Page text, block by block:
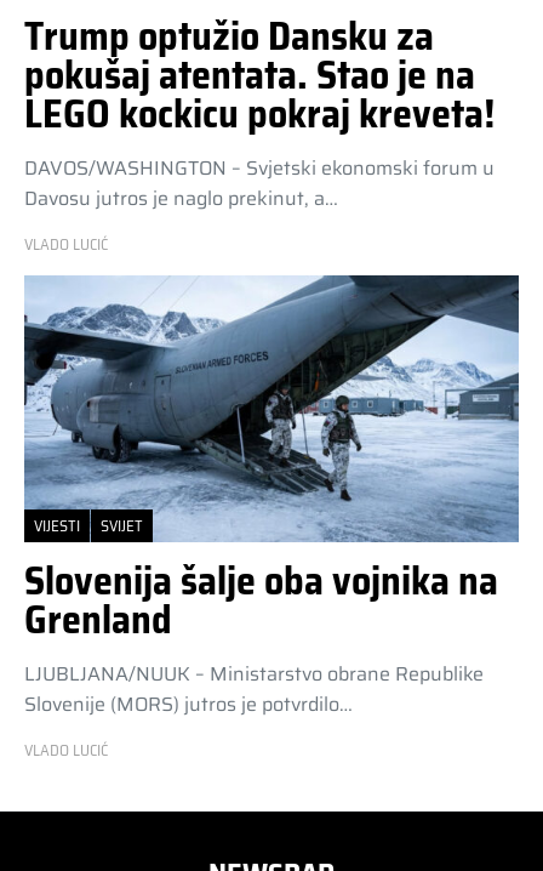
Trump optužio Dansku za
pokušaj atentata. Stao je na
LEGO kockicu pokraj kreveta!
DAVOS/WASHINGTON – Svjetski ekonomski forum u
Davosu jutros je naglo prekinut, a…
VLADO LUCIĆ
VIJESTI SVIJET
Slovenija šalje oba vojnika na
Grenland
LJUBLJANA/NUUK – Ministarstvo obrane Republike
Slovenije (MORS) jutros je potvrdilo…
VLADO LUCIĆ